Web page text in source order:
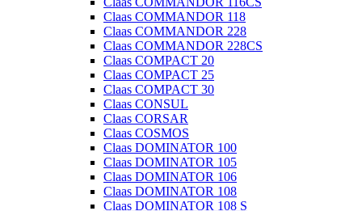
Claas COMMANDOR 118
Claas COMMANDOR 228
Claas COMMANDOR 228CS
Claas COMPACT 20
Claas COMPACT 25
Claas COMPACT 30
Claas CONSUL
Claas CORSAR
Claas COSMOS
Claas DOMINATOR 100
Claas DOMINATOR 105
Claas DOMINATOR 106
Claas DOMINATOR 108
Claas DOMINATOR 108 S